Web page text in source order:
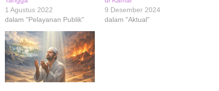
1 Agustus 2022
dalam "Pelayanan Publik"
9 Desember 2024
dalam "Aktual"